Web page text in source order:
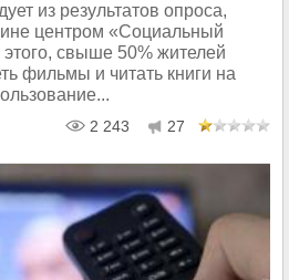
из результатов опроса,
центром «Социальный
свыше 50% жителей
фильмы и читать книги на
2 243 27